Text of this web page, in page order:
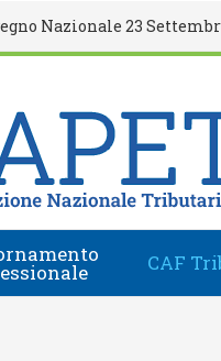
CAF
Nazionale 23 Settembre